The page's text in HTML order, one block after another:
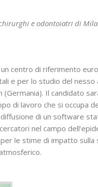
e odontoiatri di
centro di riferimento
e per lo studio del nesso
(Germania). Il candidato
di lavoro che si occupa
di un software
nel campo
le stime di impatto sulla